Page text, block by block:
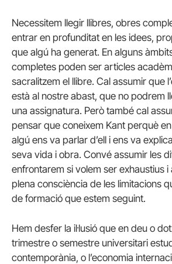
Necessitem llegir llibres, obres
entrar en profunditat en les idees,
que algú ha generat. En alguns
completes poden ser articles
sacralitzem el llibre. Cal assumir que
està al nostre abast, que no podrem
una assignatura. Però també cal
pensar que coneixem Kant perquè
algú ens va parlar d’ell i ens va
seva vida i obra. Convé assumir les
enfrontarem si volem ser exhaustius
plena consciència de les limitacions
de formació que estem seguint.
Hem desfer la il·lusió que en deu o
trimestre o semestre universitari
contemporània, o l’economia